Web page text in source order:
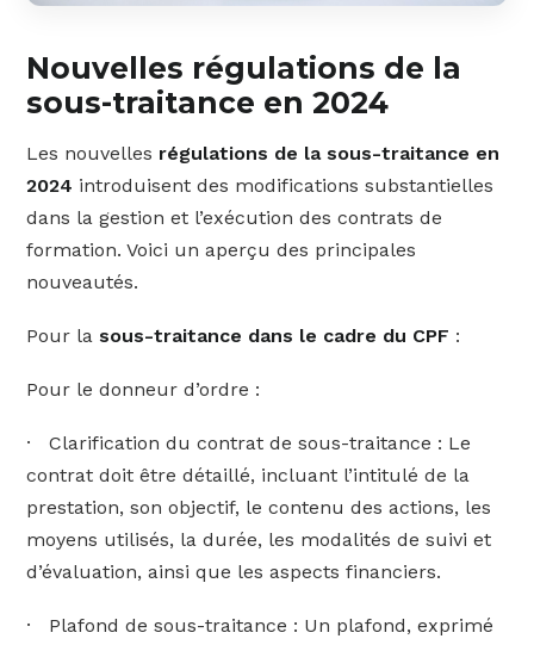
Nouvelles régulations de la
sous-traitance en 2024
Les nouvelles régulations de la sous-traitance en
2024 introduisent des modifications substantielles
dans la gestion et l’exécution des contrats de
formation. Voici un aperçu des principales
nouveautés.
Pour la sous-traitance dans le cadre du CPF :
Pour le donneur d’ordre :
· Clarification du contrat de sous-traitance : Le
contrat doit être détaillé, incluant l’intitulé de la
prestation, son objectif, le contenu des actions, les
moyens utilisés, la durée, les modalités de suivi et
d’évaluation, ainsi que les aspects financiers.
· Plafond de sous-traitance : Un plafond, exprimé